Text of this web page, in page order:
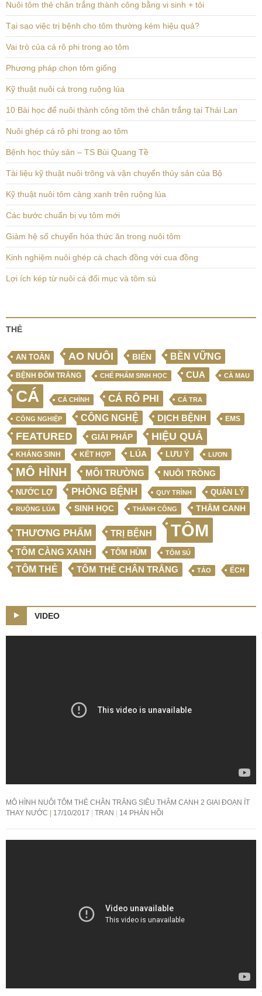
Nuôi tôm thẻ chân trắng thành công bằng vi sinh + tỏi
Tại sao việc trị bệnh cho tôm thường kém hiệu quả?
Vai trò của cá rô phi trong ao tôm
Phương pháp chọn tôm giống
Kỹ thuật nuôi cá trong ruộng lúa
10 Bài học để nuôi thành công tôm thẻ chân trắng tại Thái Lan
Nuôi ghép cá rô phi trong ao tôm
Bệnh học thủy sản – TS Bùi Quang Tề
Tài liệu kỹ thuật nuôi trông và vận chuyển thủy sản của Bộ
Kỹ thuật nuôi tôm càng xanh trên ruộng lúa
Các bước chuẩn bị vụ tôm mới
Giảm hệ số chuyển hóa thức ăn trong nuôi tôm
Kinh nghiệm nuôi ghép cá chạch đồng với cua đồng
Lợi ích kép từ nuôi cá đối mục và tôm sú
THẺ
AN TOÀN AO NUÔI BIỂN BỀN VỮNG
BỆNH ĐỐM TRẮNG CHẾ PHẨM SINH HỌC CUA CÀ MAU
CÁ CÁ CHÌNH CÁ RÔ PHI CÁ TRA
CÔNG NGHIỆP CÔNG NGHỆ DỊCH BỆNH EMS
FEATURED GIẢI PHÁP HIỆU QUẢ
KHÁNG SINH KẾT HỢP LÚA LƯU Ý LƯƠN
MÔ HÌNH MÔI TRƯỜNG NUÔI TRỒNG
NƯỚC LỢ PHÒNG BỆNH QUY TRÌNH QUẢN LÝ
RUỘNG LÚA SINH HỌC THÀNH CÔNG THÂM CANH
THƯƠNG PHẨM TRỊ BỆNH TÔM
TÔM CÀNG XANH TÔM HÙM TÔM SÚ
TÔM THẺ TÔM THẺ CHÂN TRẮNG TẢO ẾCH
VIDEO
MÔ HÌNH NUÔI TÔM THẺ CHÂN TRẮNG SIÊU THÂM CANH 2 GIAI ĐOẠN ÍT
THAY NƯỚC
17/10/2017 TRAN 14 PHẢN HỒI